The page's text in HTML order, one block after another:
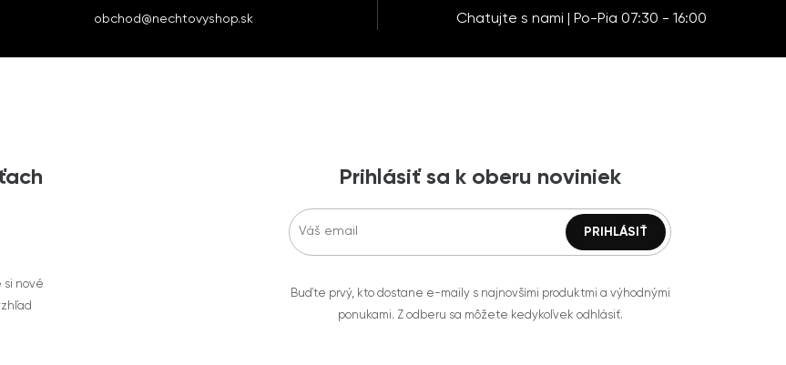
obchod@nechtovyshop.sk Chatujte s nami | Po-Pia 07:30 - 16:00
si nové
Prihlásiť sa k oberu noviniek
Buďte prvý, kto dostane e-maily s najnovšími produktmi a výhodnými
ponukami. Z odberu sa môžete kedykoľvek odhlásiť.